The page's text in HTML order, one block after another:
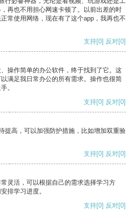
再也不用担心网速卡顿了。以前出差的时
常使用网络，现在有了这个app，我再也不
支持[0] 反对[0]
操作简单的办公软件，终于找到了它。这
满足我日常办公的所有需求。操作也很简
。
支持[0] 反对[0]
提高，可以加强防护措施，比如增加双重验
支持[0] 反对[0]
灵活，可以根据自己的需求选择学习方
排学习进度。
支持[0] 反对[0]